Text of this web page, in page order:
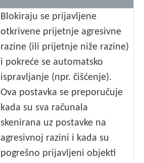
Blokiraju se prijavljene
otkrivene prijetnje agresivne
razine (ili prijetnje niže razine)
i pokreće se automatsko
ispravljanje (npr. čišćenje).
Ova postavka se preporučuje
kada su sva računala
skenirana uz postavke na
agresivnoj razini i kada su
pogrešno prijavljeni objekti